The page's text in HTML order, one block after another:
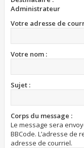
Administrateur
Votre adresse de
Votre nom :
Sujet :
Corps du message :
Le message sera
BBCode. L’adresse de
adresse de courriel.